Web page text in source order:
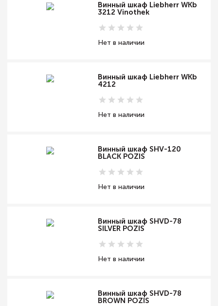
Винный шкаф Liebherr WKb
3212 Vinothek
Нет в наличии
Винный шкаф Liebherr WKb
4212
Нет в наличии
Винный шкаф SHV-120
BLACK POZIS
Нет в наличии
Винный шкаф SHVD-78
SILVER POZIS
Нет в наличии
Винный шкаф SHVD-78
BROWN POZIS